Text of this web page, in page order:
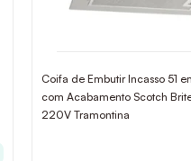
Coifa de Embutir Incasso 51
com Acabamento Scotch
220V Tramontina